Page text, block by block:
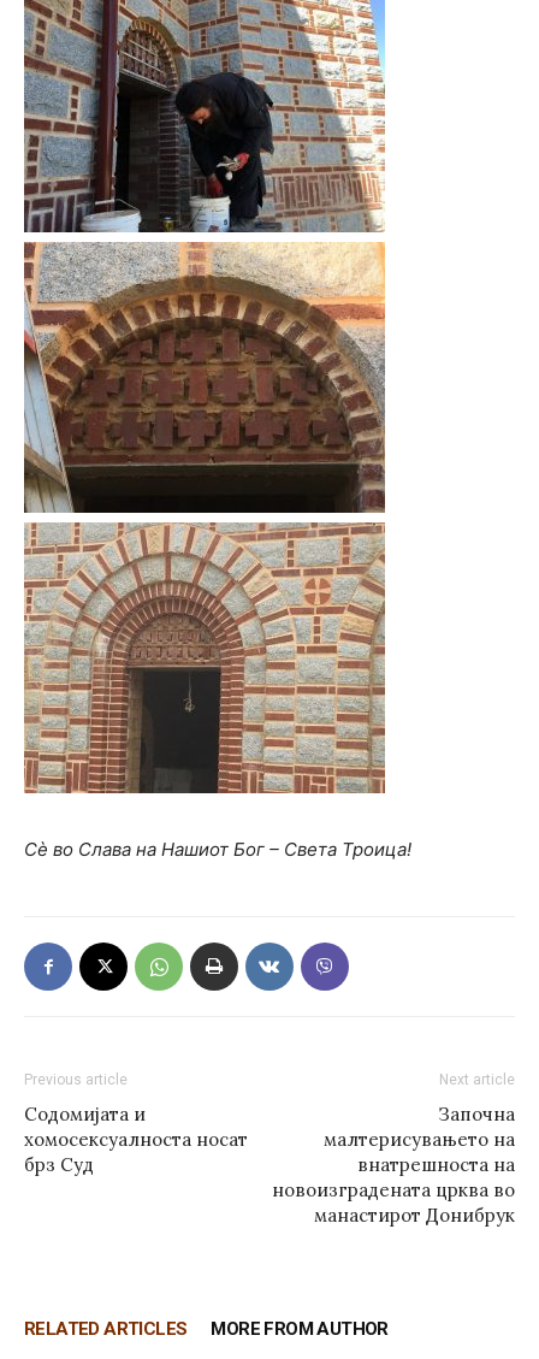
Сè во Слава на Нашиот Бог – Света Троица!
Previous article
Содомијата и
хомосексуалноста носат
брз Суд
Next article
Започна
малтерисувањето на
внатрешноста на
новоизградената црква во
манастирот Донибрук
RELATED ARTICLES MORE FROM AUTHOR